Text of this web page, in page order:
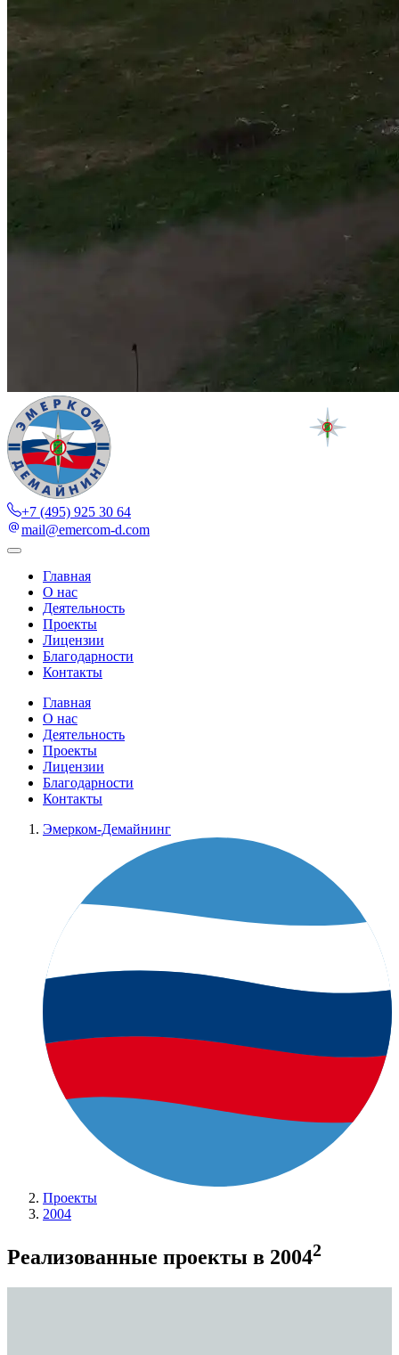
+7 (495) 925 30 64
mail@emercom-d.com
Главная
О нас
Деятельность
Проекты
Лицензии
Благодарности
Контакты
Главная
О нас
Деятельность
Проекты
Лицензии
Благодарности
Контакты
Эмерком-Демайнинг
Проекты
2004
Реализованные проекты в 20042